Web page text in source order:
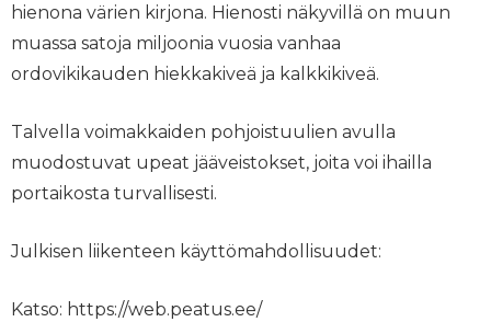
hienona värien kirjona. Hienosti näkyvillä on muun
muassa satoja miljoonia vuosia vanhaa
ordovikikauden hiekkakiveä ja kalkkikiveä.
Talvella voimakkaiden pohjoistuulien avulla
muodostuvat upeat jääveistokset, joita voi ihailla
portaikosta turvallisesti.
Julkisen liikenteen käyttömahdollisuudet:
Katso: https://web.peatus.ee/